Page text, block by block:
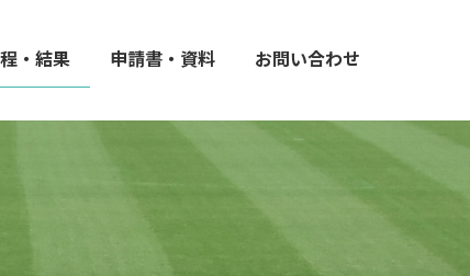
・結果 申請書・資料 お問い合わせ